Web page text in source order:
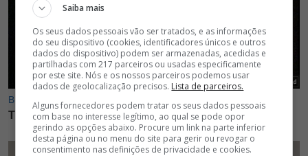
Saiba mais
Os seus dados pessoais vão ser tratados, e as informações
do seu dispositivo (cookies, identificadores únicos e outros
dados do dispositivo) podem ser armazenadas, acedidas e
partilhadas com 217 parceiros ou usadas especificamente
por este site. Nós e os nossos parceiros podemos usar
dados de geolocalização precisos. Lista de parceiros.
Alguns fornecedores podem tratar os seus dados pessoais
com base no interesse legítimo, ao qual se pode opor
gerindo as opções abaixo. Procure um link na parte inferior
desta página ou no menu do site para gerir ou revogar o
consentimento nas definições de privacidade e cookies.